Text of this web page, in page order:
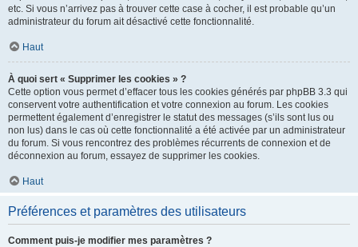
etc. Si vous n’arrivez pas à trouver cette case à cocher, il est probable qu’un
administrateur du forum ait désactivé cette fonctionnalité.
Haut
À quoi sert « Supprimer les cookies » ?
Cette option vous permet d’effacer tous les cookies générés par phpBB 3.3 qui
conservent votre authentification et votre connexion au forum. Les cookies
permettent également d’enregistrer le statut des messages (s’ils sont lus ou
non lus) dans le cas où cette fonctionnalité a été activée par un administrateur
du forum. Si vous rencontrez des problèmes récurrents de connexion et de
déconnexion au forum, essayez de supprimer les cookies.
Haut
Préférences et paramètres des utilisateurs
Comment puis-je modifier mes paramètres ?